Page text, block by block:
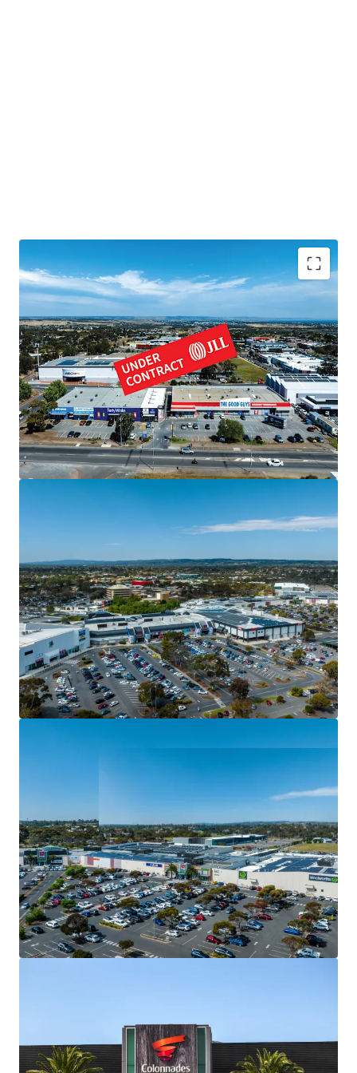
We highlight the key advantages of this opportunity
below:
Fully leased to national retailers, generating $876,299
net pa*
Significant land holding of 10,120sqm*
Three street frontages with enormous exposure to
Beach Road
Situated in commercial and retail precinct just 350m
from Colonnades Shopping Centre
Over 18,00 vehicles passing daily
Strong residential catchment of over 30,000 people
within 3km*
The property is offered for sale by Private Treaty